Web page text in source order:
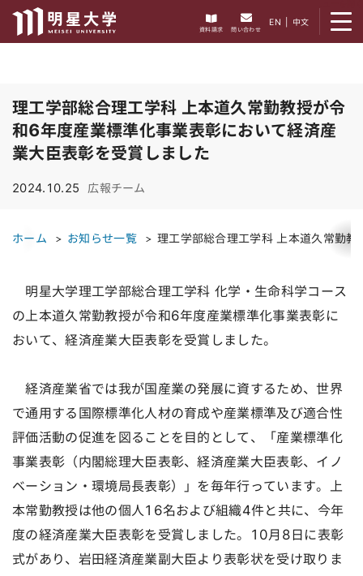
資料請求 問い合わせ
EN 中文
理工学部総合理工学科 上本道久常勤教授が令
和6年度産業標準化事業表彰において経済産
業大臣表彰を受賞しました
2024.10.25 広報チーム
ホーム お知らせ一覧 理工学部総合理工学科 上本道久常勤
明星大学理工学部総合理工学科 化学・生命科学コース
の上本道久常勤教授が令和6年度産業標準化事業表彰に
おいて、経済産業大臣表彰を受賞しました。
経済産業省では我が国産業の発展に資するため、世界
で通用する国際標準化人材の育成や産業標準及び適合性
評価活動の促進を図ることを目的として、「産業標準化
事業表彰（内閣総理大臣表彰、経済産業大臣表彰、イノ
ベーション・環境局長表彰）」を毎年行っています。上
本常勤教授は他の個人16名および組織4件と共に、今年
度の経済産業大臣表彰を受賞しました。10月8日に表彰
式があり、岩田経済産業副大臣より表彰状を受け取りま